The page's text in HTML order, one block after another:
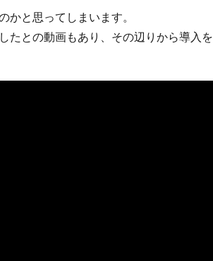
かと思ってしまいます。
たとの動画もあり、その辺りから導入を